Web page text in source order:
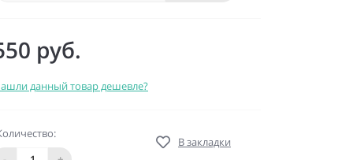
руб.
данный товар дешевле?
В закладки